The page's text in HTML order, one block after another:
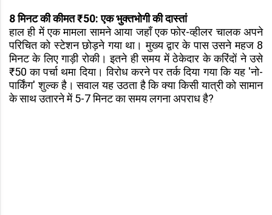
8 मिनट की कीमत ₹50: एक भुक्तभोगी की दास्तां
हाल ही में एक मामला सामने आया जहाँ एक फोर-व्हीलर चालक अपने
परिचित को स्टेशन छोड़ने गया था। मुख्य द्वार के पास उसने महज 8
मिनट के लिए गाड़ी रोकी। इतने ही समय में ठेकेदार के करिंदों ने उसे
₹50 का पर्चा थमा दिया। विरोध करने पर तर्क दिया गया कि यह 'नो-
पार्किंग' शुल्क है। सवाल यह उठता है कि क्या किसी यात्री को सामान
के साथ उतारने में 5-7 मिनट का समय लगना अपराध है?